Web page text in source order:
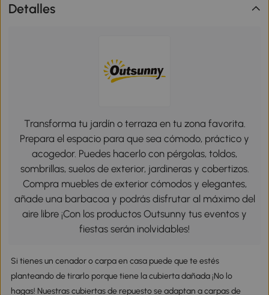
Detalles
Transforma tu jardín o terraza en tu zona favorita.
Prepara el espacio para que sea cómodo, práctico y
acogedor. Puedes hacerlo con pérgolas, toldos,
sombrillas, suelos de exterior, jardineras y cobertizos.
Compra muebles de exterior cómodos y elegantes,
añade una barbacoa y podrás disfrutar al máximo del
aire libre ¡Con los productos Outsunny tus eventos y
fiestas serán inolvidables!
Si tienes un cenador o carpa en casa puede que te estés
planteando de tirarlo porque tiene la cubierta dañada ¡No lo
hagas! Nuestras cubiertas de repuesto se adaptan a carpas de